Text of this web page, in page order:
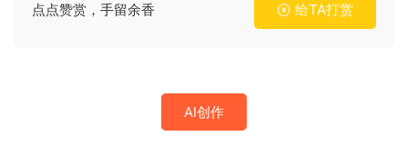
点点赞赏，手留余香 给TA打赏
AI创作